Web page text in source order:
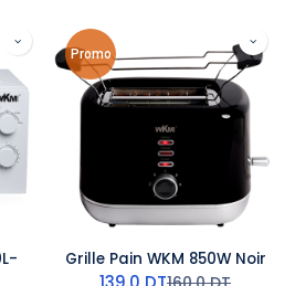
Promo
Grille Pain WKM 850W Noir